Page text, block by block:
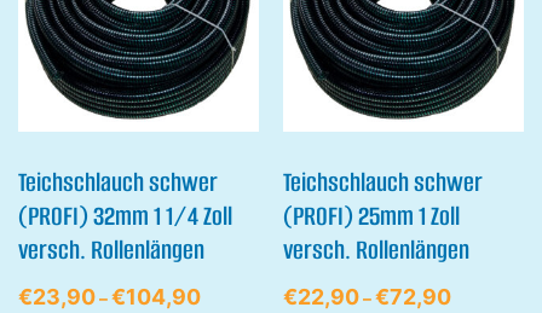
Teichschlauch schwer
(PROFI) 32mm 1 1/4 Zoll
versch. Rollenlängen
€23,90–€104,90
Teichschlauch schwer
(PROFI) 25mm 1 Zoll
versch. Rollenlängen
€22,90–€72,90